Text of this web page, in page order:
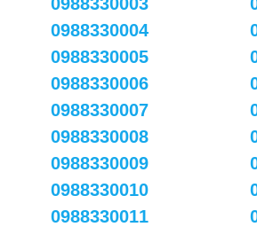
0988330004
0988330005
0988330006
0988330007
0988330008
0988330009
0988330010
0988330011